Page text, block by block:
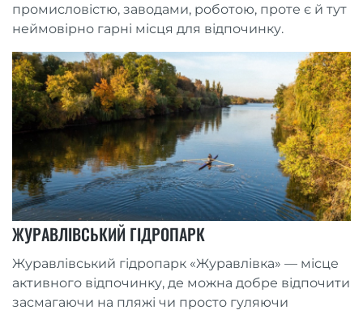
промисловістю, заводами, роботою, проте є й тут
неймовірно гарні місця для відпочинку.
ЖУРАВЛІВСЬКИЙ ГІДРОПАРК
Журавлівський гідропарк «Журавлівка» — місце
активного відпочинку, де можна добре відпочити
засмагаючи на пляжі чи просто гуляючи